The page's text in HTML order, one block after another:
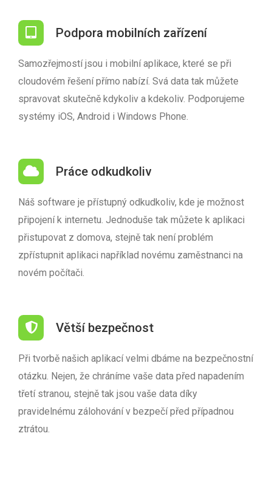
Podpora mobilních zařízení
Samozřejmostí jsou i mobilní aplikace, které se při
cloudovém řešení přímo nabízí. Svá data tak můžete
spravovat skutečně kdykoliv a kdekoliv. Podporujeme
systémy iOS, Android i Windows Phone.
Práce odkudkoliv
Náš software je přístupný odkudkoliv, kde je možnost
připojení k internetu. Jednoduše tak můžete k aplikaci
přistupovat z domova, stejně tak není problém
zpřístupnit aplikaci například novému zaměstnanci na
novém počítači.
Větší bezpečnost
Při tvorbě našich aplikací velmi dbáme na bezpečnostní
otázku. Nejen, že chráníme vaše data před napadením
třetí stranou, stejně tak jsou vaše data díky
pravidelnému zálohování v bezpečí před případnou
ztrátou.